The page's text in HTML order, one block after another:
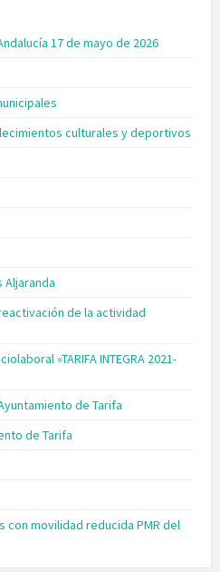
17 de mayo de 2026
culturales y deportivos
Aljaranda
de la actividad
«TARIFA INTEGRA 2021-
de Tarifa
de Tarifa
con movilidad reducida PMR del